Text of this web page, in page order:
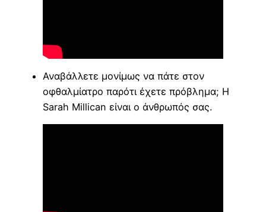
Αναβάλλετε μονίμως να πάτε στον
οφθαλμίατρο παρότι έχετε πρόβλημα; Η
Sarah Millican είναι ο άνθρωπός σας.